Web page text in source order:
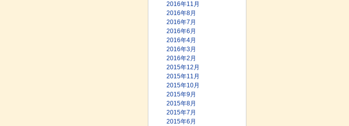
2016年11月
2016年8月
2016年7月
2016年6月
2016年4月
2016年3月
2016年2月
2015年12月
2015年11月
2015年10月
2015年9月
2015年8月
2015年7月
2015年6月